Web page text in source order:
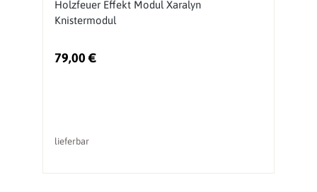
Holzfeuer Effekt Modul Xaralyn
Knistermodul
79,00 €
lieferbar